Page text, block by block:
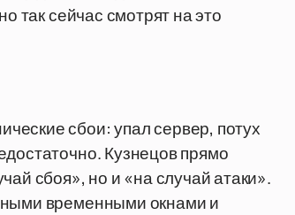
так сейчас смотрят на это
сбои: упал сервер, потух
Кузнецов прямо
сбоя», но и «на случай атаки».
временными окнами и